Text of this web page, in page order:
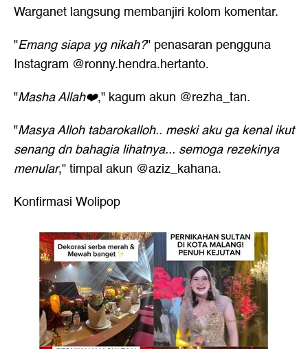
Warganet langsung membanjiri kolom komentar.
"Emang siapa yg nikah?" penasaran pengguna
Instagram @ronny.hendra.hertanto.
"Masha Allah❤️," kagum akun @rezha_tan.
"Masya Alloh tabarokalloh.. meski aku ga kenal ikut
senang dn bahagia lihatnya... semoga rezekinya
menular," timpal akun @aziz_kahana.
Konfirmasi Wolipop